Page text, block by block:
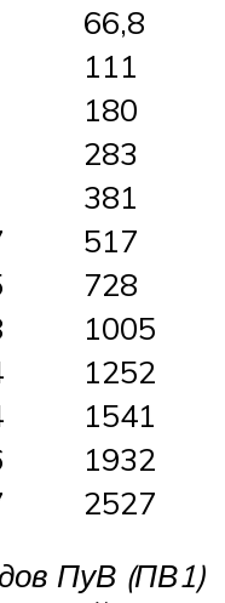
66,8
111
180
283
381
517
728
1005
1252
1541
1932
2527
ПуВ (ПВ1)